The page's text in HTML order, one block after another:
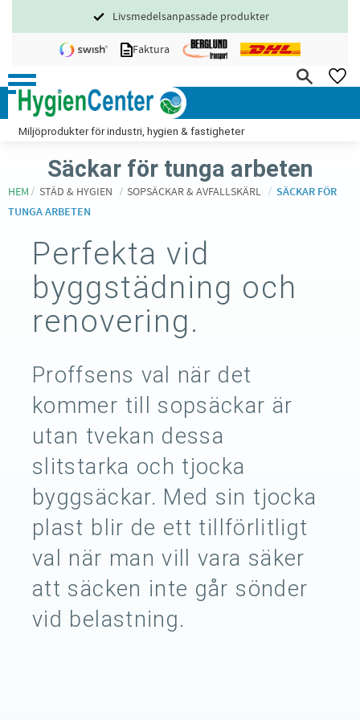
Meny
Livsmedelsanpassade produkter
Faktura
Miljöprodukter för industri, hygien & fastigheter
Säckar för tunga arbeten
HEM STÄD & HYGIEN SOPSÄCKAR & AVFALLSKÄRL
SÄCKAR FÖR
TUNGA ARBETEN
Perfekta vid
byggstädning och
renovering.
Proffsens val när det
kommer till sopsäckar är
utan tvekan dessa
slitstarka och tjocka
byggsäckar. Med sin tjocka
plast blir de ett tillförlitligt
val när man vill vara säker
att säcken inte går sönder
vid belastning.